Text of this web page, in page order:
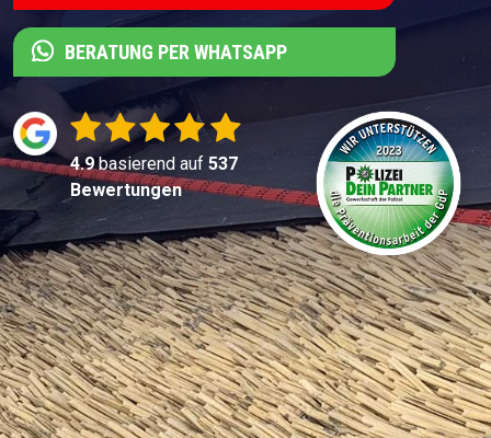
BERATUNG PER WHATSAPP
4.9basierend auf 537
Bewertungen